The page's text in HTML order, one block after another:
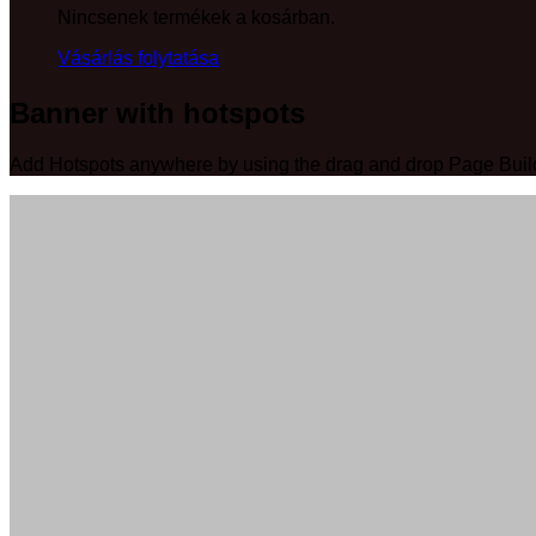
Nincsenek termékek a kosárban.
Vásárlás folytatása
Banner with hotspots
Add Hotspots anywhere by using the drag and drop Page